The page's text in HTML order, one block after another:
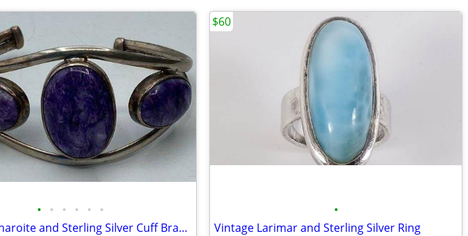
• • • • • •
Vintage Charoite and Sterling Silver Cuff Bracelet and Ring Set
•
Vintage Larimar and Sterling Silver Ring
$60